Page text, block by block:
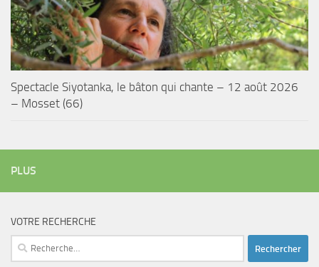
Spectacle Siyotanka, le bâton qui chante – 12 août 2026
– Mosset (66)
PLUS
VOTRE RECHERCHE
Rechercher :